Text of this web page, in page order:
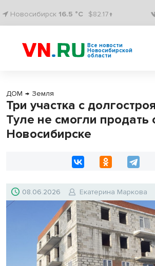
Новосибирск 16.5 °C $82.17↑
Все новости
Новосибирской
области
ДОМ → Земля
Три участка с
Туле не смогли продать
Новосибирске
08.06.2026 Екатерина Маркова